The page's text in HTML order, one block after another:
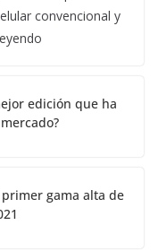
convencional y
edición que ha
gama alta de